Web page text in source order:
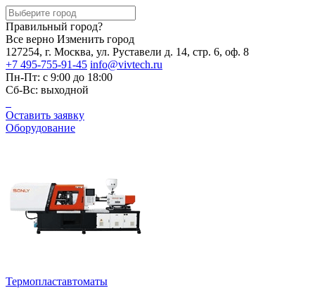
Правильный город?
Все верно Изменить город
127254, г. Москва, ул. Руставели д. 14, стр. 6, оф. 8
+7 495-755-91-45 info@vivtech.ru
Пн-Пт: с 9:00 до 18:00
Сб-Вс: выходной
Оставить заявку
Оборудование
Термопластавтоматы